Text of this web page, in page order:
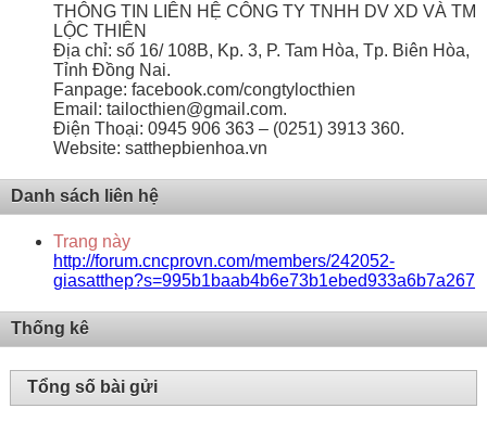
THÔNG TIN LIÊN HỆ CÔNG TY TNHH DV XD VÀ TM
LỘC THIÊN
Địa chỉ: số 16/ 108B, Kp. 3, P. Tam Hòa, Tp. Biên Hòa,
Tỉnh Đồng Nai.
Fanpage: facebook.com/congtylocthien
Email: tailocthien@gmail.com.
Điện Thoại: 0945 906 363 – (0251) 3913 360.
Website: satthepbienhoa.vn
Danh sách liên hệ
Trang này
http://forum.cncprovn.com/members/242052-
giasatthep?s=995b1baab4b6e73b1ebed933a6b7a267
Thống kê
Tổng số bài gửi